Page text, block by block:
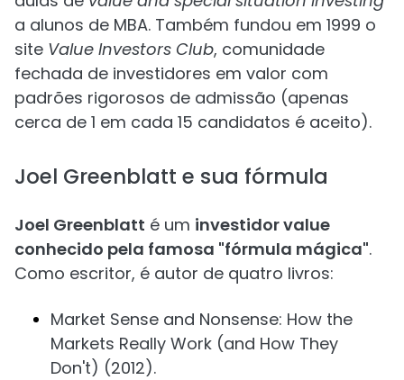
a alunos de MBA. Também fundou em 1999 o
site Value Investors Club, comunidade
fechada de investidores em valor com
padrões rigorosos de admissão (apenas
cerca de 1 em cada 15 candidatos é aceito).
Joel Greenblatt e sua fórmula
Joel Greenblatt é um investidor value
conhecido pela famosa "fórmula mágica".
Como escritor, é autor de quatro livros:
Market Sense and Nonsense: How the
Markets Really Work (and How They
Don't) (2012).